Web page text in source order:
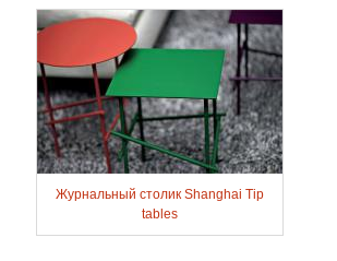
Журнальный столик Shanghai Tip
tables